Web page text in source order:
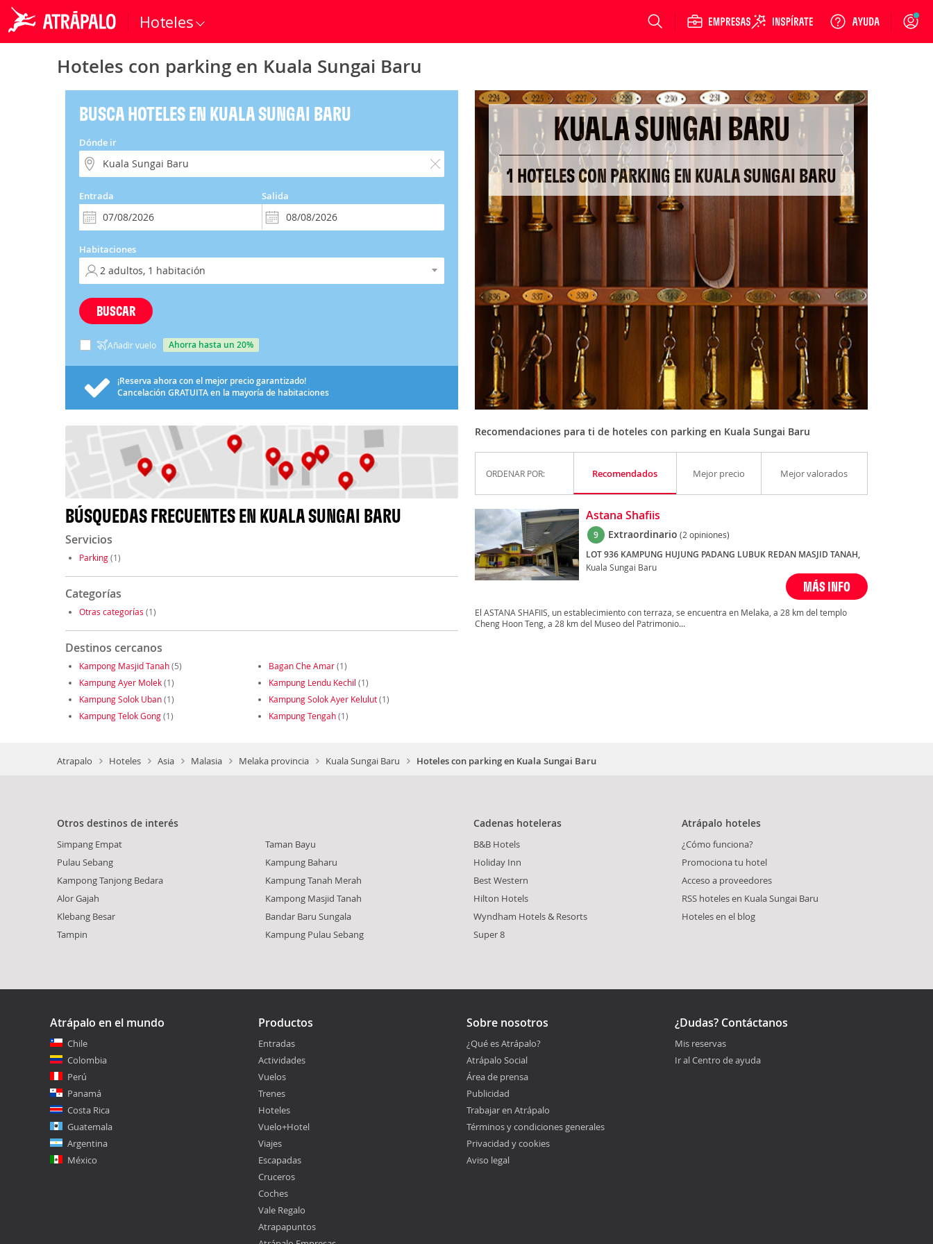
Hoteles Login
Hoteles con parking en Kuala Sungai Baru
BUSCA HOTELES EN KUALA SUNGAI BARU
Dónde ir
Entrada Salida
Habitaciones
BUSCAR
Añadir vuelo ahorra hasta un 20%
¡Reserva ahora con el mejor precio garantizado!
Cancelación GRATUITAen la mayoría de habitaciones
BÚSQUEDAS FRECUENTES EN KUALA SUNGAI BARU
Servicios
Parking(1)
Categorías
Otras categorías (1)
Destinos cercanos
Kampong Masjid Tanah(5) Bagan Che Amar(1)
Kampung Ayer Molek(1) Kampung Lendu Kechil (1)
Kampung Solok Uban(1) Kampung Solok Ayer Kelulut(1)
Kampung Telok Gong(1) Kampung Tengah(1)
KUALA SUNGAI BARU
1 HOTELES CON PARKING EN KUALA SUNGAI BARU
Recomendaciones para ti de hoteles con parking en Kuala Sungai Baru
ORDENAR POR: Recomendados Mejor precio Mejor valorados
Astana Shafiis
9 Extraordinario (2 opiniones)
LOT 936 KAMPUNG HUJUNG PADANG LUBUK REDAN MASJID TANAH,
Kuala Sungai Baru
MÁS INFO
El ASTANA SHAFIIS, un establecimiento con terraza, se encuentra en Melaka, a 28 km del templo
Cheng Hoon Teng, a 28 km del Museo del Patrimonio...
Atrapalo Hoteles Asia Malasia Melaka provincia Kuala Sungai Baru Hoteles con parking en Kuala Sungai Baru
Otros destinos de interés
Simpang Empat
Pulau Sebang
Kampong Tanjong Bedara
Alor Gajah
Klebang Besar
Tampin
Taman Bayu
Kampung Baharu
Kampung Tanah Merah
Kampong Masjid Tanah
Bandar Baru Sungala
Kampung Pulau Sebang
Cadenas hoteleras
B&B Hotels
Holiday Inn
Best Western
Hilton Hotels
Wyndham Hotels & Resorts
Super 8
Atrápalo hoteles
¿Cómo funciona?
Promociona tu hotel
Acceso a proveedores
RSS hoteles en Kuala Sungai Baru
Hoteles en el blog
Atrápalo en el mundo
Chile
Colombia
Perú
Panamá
Costa Rica
Guatemala
Argentina
México
Productos
Entradas
Actividades
Vuelos
Trenes
Hoteles
Vuelo+Hotel
Viajes
Escapadas
Cruceros
Coches
Vale Regalo
Atrapapuntos
Sobre nosotros
¿Qué es Atrápalo?
Atrápalo Social
Área de prensa
Publicidad
Trabajar en Atrápalo
Términos y condiciones generales
Privacidad y cookies
Aviso legal
¿Dudas? Contáctanos
Mis reservas
Ir al Centro de ayuda